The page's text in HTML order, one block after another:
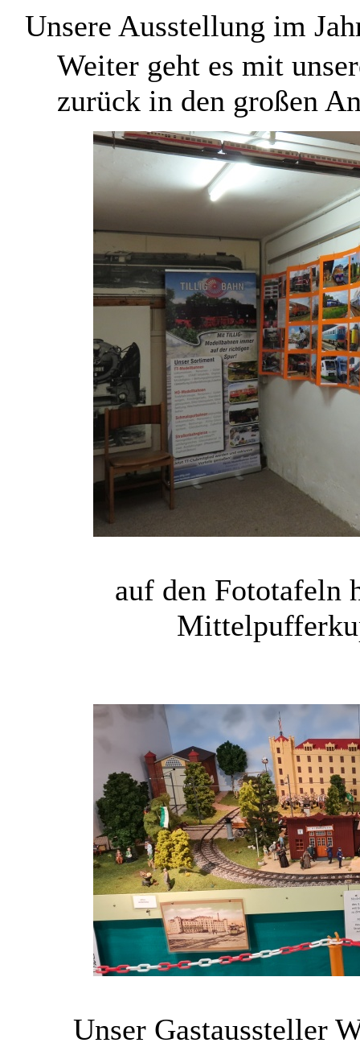
Unsere Ausstellung im
Weiter geht es mit
zurück in den großen
auf den Fototafeln
Unser Gastaussteller